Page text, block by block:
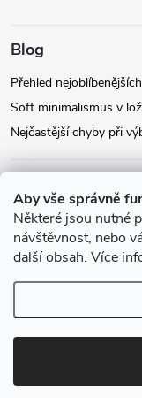
Aby vše správně
Některé jsou nutné
návštěvnost, nebo
další obsah. Více
Blog
Přehled
Soft minimalismus v
Nejčastější chyby při
Instagram
Copyright 2026